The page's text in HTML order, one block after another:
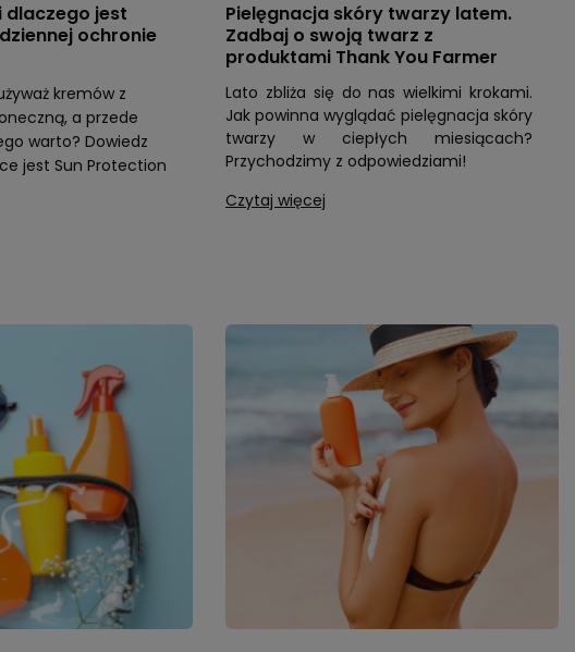
dlaczego jest
ochronie
kremów z
a przede
warto? Dowiedz
jest Sun Protection
Pielęgnacja skóry twarzy latem.
Zadbaj o swoją twarz z
produktami Thank You Farmer
Lato zbliża się do nas wielkimi krokami.
Jak powinna wyglądać pielęgnacja skóry
twarzy w ciepłych miesiącach?
Przychodzimy z odpowiedziami!
Czytaj więcej